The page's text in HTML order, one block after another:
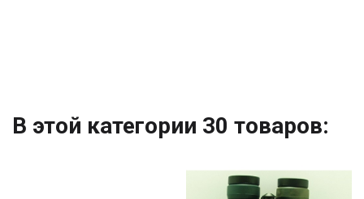
В этой категории 30 товаров: